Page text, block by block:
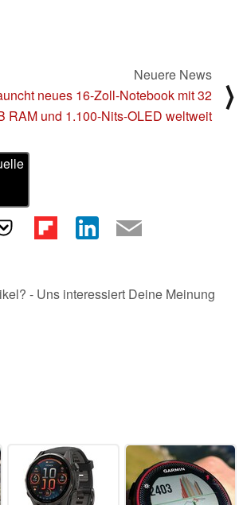
Neuere News
neues 16-Zoll-Notebook mit 32
RAM und 1.100-Nits-OLED weltweit
⟩
- Uns interessiert Deine Meinung